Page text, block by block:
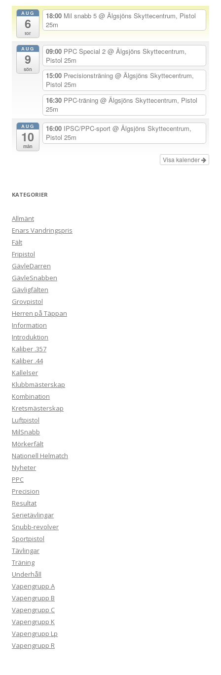
n
n
AUG
6
tor
18:00 Mil snabb 5 @ Älgsjöns Skyttecentrum, Pistol
25m
AUG
9
sön
09:00 PPC Special 2 @ Älgsjöns Skyttecentrum,
Pistol 25m
15:00 Precisionsträning @ Älgsjöns Skyttecentrum,
Pistol 25m
16:30 PPC-träning @ Älgsjöns Skyttecentrum, Pistol
25m
AUG
10
mån
16:00 IPSC/PPC-sport @ Älgsjöns Skyttecentrum,
Pistol 25m
Visa kalender
KATEGORIER
Allmänt
Enars Vandringspris
Fält
Fripistol
GävleDarren
GävleSnabben
Gävligfälten
Grovpistol
Herren på Täppan
Information
Introduktion
Kaliber .357
Kaliber .44
Kallelser
Klubbmästerskap
Kombination
Kretsmästerskap
Luftpistol
MilSnabb
Mörkerfält
Nationell Helmatch
Nyheter
PPC
Precision
Resultat
Serietävlingar
Snubb-revolver
Sportpistol
Tävlingar
Träning
Underhåll
Vapengrupp A
Vapengrupp B
Vapengrupp C
Vapengrupp K
Vapengrupp Lp
Vapengrupp R